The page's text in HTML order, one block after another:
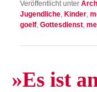
Veröffentlicht unter
Jugendliche, Kinder,
goelf,Gottesdienst,
»Es ist